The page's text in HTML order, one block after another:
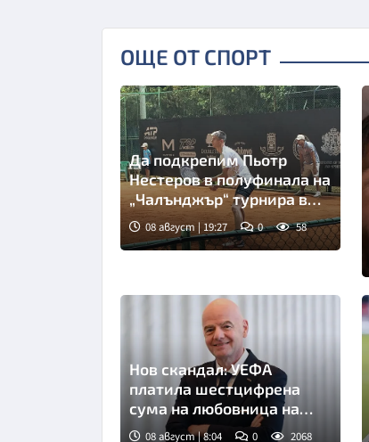
Олимпиакос баскет
ОЩЕ ОТ СПОРТ
Да подкрепим Пьотр
Нестеров в полуфинала на
„Чалънджър“ турнира в
Пловдив!
08 август | 19:27 0 58
Нов скандал: УЕФА
платила шестцифрена
сума на любовница на
Инфантино
08 август | 8:04 0 2068